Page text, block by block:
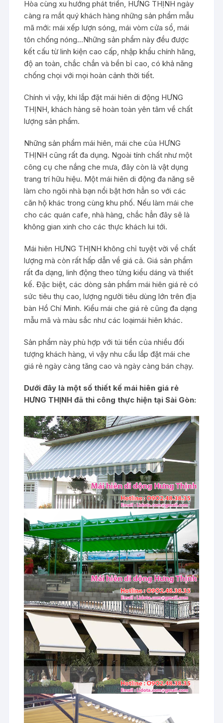
Hòa cùng xu hướng phát triển, HƯNG THỊNH ngày
càng ra mắt quý khách hàng những sản phẩm mẫu
mã mới: mái xếp lượn sóng, mái vòm cửa sổ, mái
tôn chống nóng…Những sản phẩm này đều được
kết cấu từ linh kiện cao cấp, nhập khẩu chính hãng,
độ an toàn, chắc chắn và bền bỉ cao, có khả năng
chống chọi với mọi hoàn cảnh thời tiết.
Chính vì vậy, khi lắp đặt mái hiên di động HƯNG
THỊNH, khách hàng sẽ hoàn toàn yên tâm về chất
lượng sản phẩm.
Những sản phẩm mái hiên, mái che của HƯNG
THỊNH cũng rất đa dụng. Ngoài tính chất như một
công cụ che nắng che mưa, đây còn là vật dụng
trang trí hữu hiệu. Một mái hiên di động đa năng sẽ
làm cho ngôi nhà bạn nổi bật hơn hẳn so với các
căn hộ khác trong cùng khu phố. Nếu làm mái che
cho các quán cafe, nhà hàng, chắc hẳn đây sẽ là
không gian xinh cho các thực khách lui tới.
Mái hiên HƯNG THỊNH không chỉ tuyệt vời về chất
lượng mà còn rất hấp dẫn về giá cả. Giá sản phẩm
rất đa dạng, linh động theo từng kiểu dáng và thiết
kế. Đặc biệt, các dòng sản phẩm mái hiên giá rẻ có
sức tiêu thụ cao, lượng người tiêu dùng lớn trên địa
bàn Hồ Chí Minh. Kiểu mái che giá rẻ cũng đa dạng
mẫu mã và màu sắc như các loạimái hiên khác.
Sản phẩm này phù hợp với túi tiền của nhiều đối
tượng khách hàng, vì vậy nhu cầu lắp đặt mái che
giá rẻ ngày càng tăng cao và ngày càng bán chạy.
Dưới đây là một số thiết kế mái hiên giá rẻ
HƯNG THỊNH đã thi công thực hiện tại Sài Gòn: